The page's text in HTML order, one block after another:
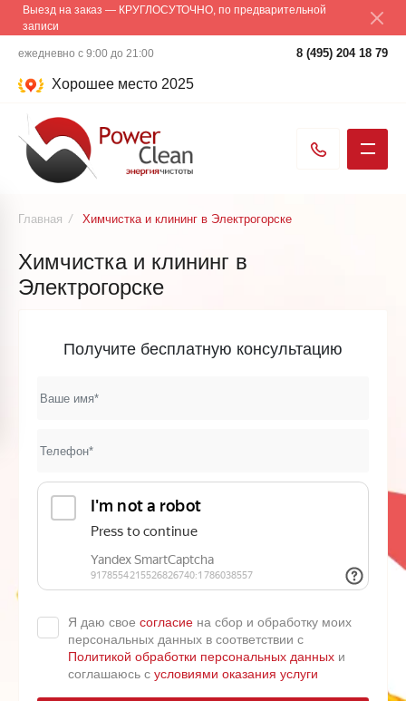
Выезд на заказ — КРУГЛОСУТОЧНО, по предварительной
записи
ежедневно с 9:00 до 21:00 8 (495) 204 18 79
Хорошее место 2025
Главная / Химчистка и клининг в Электрогорске
Химчистка и клининг в
Электрогорске
Получите бесплатную консультацию
Я даю свое согласие на сбор и обработку моих
персональных данных в соответствии с
Политикой обработки персональных данных и
соглашаюсь с условиями оказания услуги